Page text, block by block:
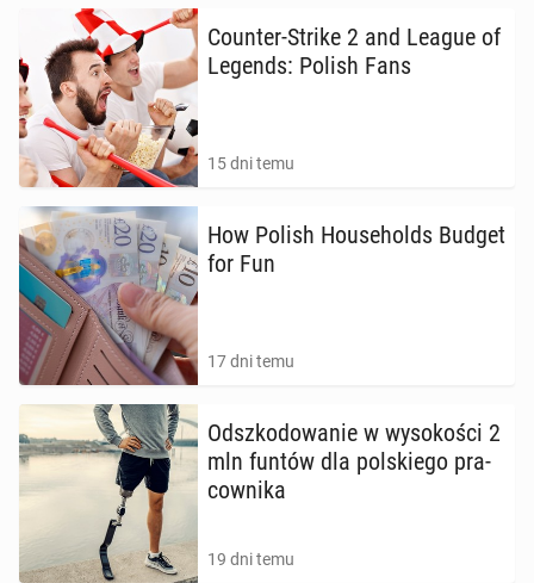
Counter-Strike 2 and League of
Legends: Polish Fans
15 dni temu
How Polish Ho­use­holds Budget
for Fun
17 dni temu
Od­szko­do­wa­nie w wy­so­ko­ści 2
mln funtów dla pol­skie­go pra­
cow­ni­ka
19 dni temu